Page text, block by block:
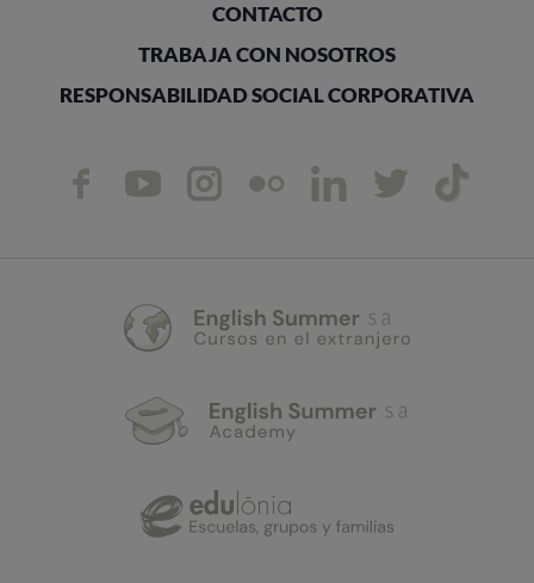
CONTACTO
TRABAJA CON NOSOTROS
RESPONSABILIDAD SOCIAL CORPORATIVA